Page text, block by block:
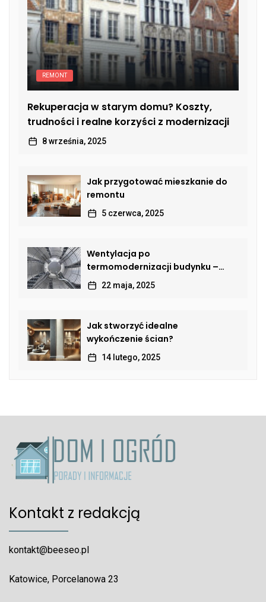
REMONT
Rekuperacja w starym domu? Koszty,
trudności i realne korzyści z modernizacji
8 września, 2025
Jak przygotować mieszkanie do
remontu
5 czerwca, 2025
Wentylacja po
termomodernizacji budynku –
jak przywrócić sprawną wymianę
powietrza?
22 maja, 2025
Jak stworzyć idealne
wykończenie ścian?
14 lutego, 2025
Kontakt z redakcją
kontakt@beeseo.pl
Katowice, Porcelanowa 23